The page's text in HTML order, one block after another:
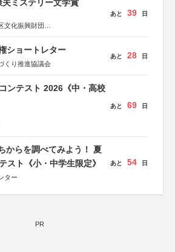
ミステリー文学賞
文化振興財団
本社
あと 39 日
ショートレター
くり推進協議会
あと 28 日
ンテスト 2026《中・高校
あと 69 日
からを調べてみよう！ 夏
スト《小・中学生限定》
ター
あと 54 日
PR